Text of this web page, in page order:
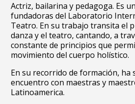
Actriz, bailarina y pedagoga. Es
fundadoras del Laboratorio
Teatro. En su trabajo transita el
danza y el teatro, cantando, a
constante de principios que
movimiento del cuerpo holístico.
En su recorrido de formación, ha
encuentro con maestras y
Latinoamerica.